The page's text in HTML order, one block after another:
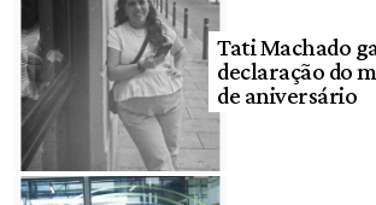
Tati Machado
declaração do
de aniversário